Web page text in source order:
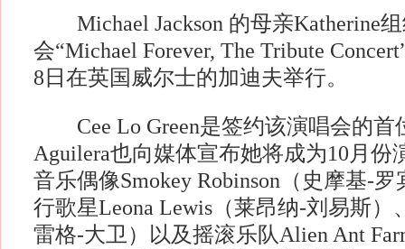
Michael Jackson 的母亲Katherine
会“Michael Forever, The Tribute
8日在英国威尔士的加迪夫举行。
Cee Lo Green是签约该演唱会的首
Aguilera也向媒体宣布她将成为10月份
音乐偶像Smokey Robinson（史摩基-
行歌星Leona Lewis（莱昂纳-刘易斯）
雷格-大卫）以及摇滚乐队Alien Ant